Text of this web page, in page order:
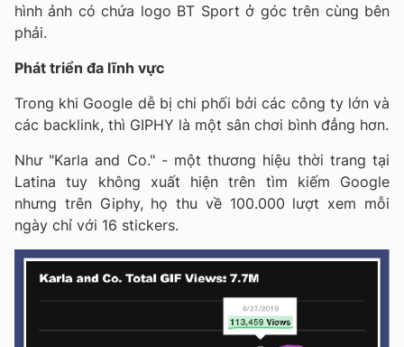
hình ảnh có chứa logo BT Sport ở góc trên cùng bên
phải.
Phát triển đa lĩnh vực
Trong khi Google dễ bị chi phối bởi các công ty lớn và
các backlink, thì GIPHY là một sân chơi bình đẳng hơn.
Như "Karla and Co." - một thương hiệu thời trang tại
Latina tuy không xuất hiện trên tìm kiếm Google
nhưng trên Giphy, họ thu về 100.000 lượt xem mỗi
ngày chỉ với 16 stickers.